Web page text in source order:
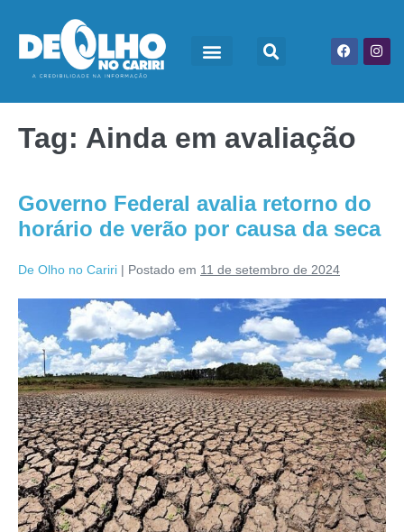
Tag: Ainda em avaliação
Governo Federal avalia retorno do
horário de verão por causa da seca
De Olho no Cariri | Postado em 11 de setembro de 2024